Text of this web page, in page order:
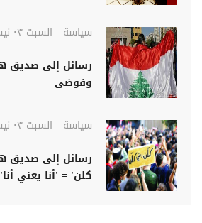
سياسة
السبت ٠٣ نيسان ٢٠٢١
وفوضى
سياسة
السبت ٠٣ نيسان ٢٠٢١
كلن' = 'أنا يعني أنا'